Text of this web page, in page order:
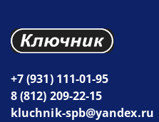
+7 (931) 111-01-95
8 (812) 209-22-15
kluchnik-spb@yandex.ru